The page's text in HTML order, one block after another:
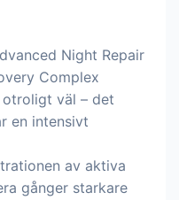
Night Repair
Complex
väl – det
en intensivt
av aktiva
gånger starkare